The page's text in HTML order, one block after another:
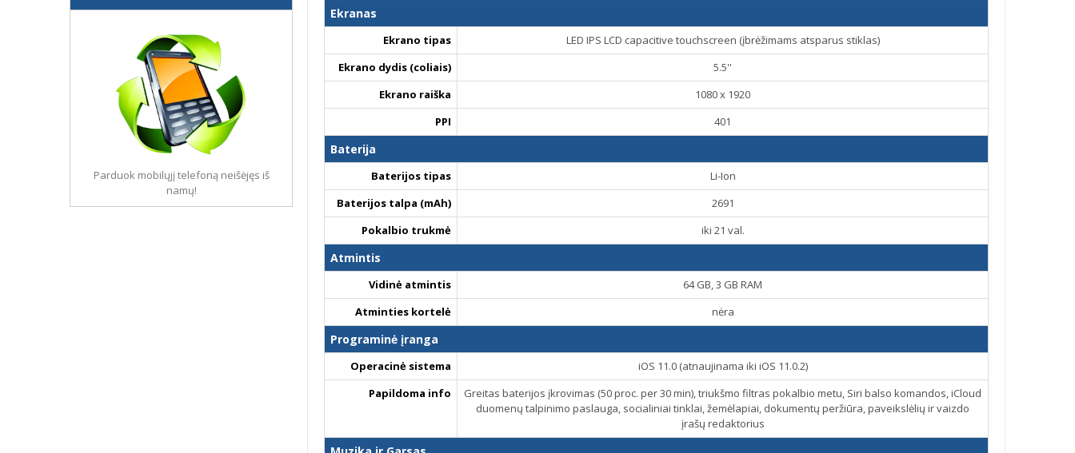
Parduok mobilųjį telefoną neišėjęs iš
namų!
Ekranas
Ekrano tipas
LED IPS LCD capacitive touchscreen (įbrėžimams atsparus stiklas)
Ekrano dydis (coliais)
5.5''
Ekrano raiška
1080 x 1920
PPI
401
Baterija
Baterijos tipas
Li-Ion
Baterijos talpa (mAh)
2691
Pokalbio trukmė
iki 21 val.
Atmintis
Vidinė atmintis
64 GB, 3 GB RAM
Atminties kortelė
nėra
Programinė įranga
Operacinė sistema
iOS 11.0 (atnaujinama iki iOS 11.0.2)
Papildoma info
Greitas baterijos įkrovimas (50 proc. per 30 min), triukšmo filtras pokalbio metu, Siri balso komandos, iCloud
duomenų talpinimo paslauga, socialiniai tinklai, žemėlapiai, dokumentų peržiūra, paveikslėlių ir vaizdo
įrašų redaktorius